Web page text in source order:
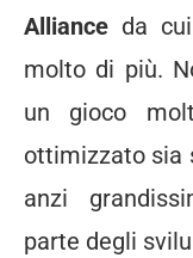
Alliance da
molto di più.
un gioco
ottimizzato sia
anzi
parte degli